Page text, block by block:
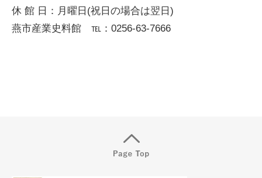
休 館 日：月曜日(祝日の場合は翌日)
燕市産業史料館 ℡：0256-63-7666